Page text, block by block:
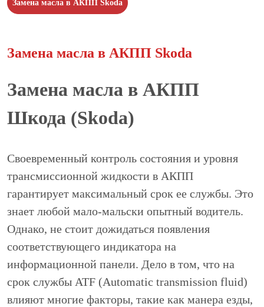
Замена масла в АКПП Skoda
Замена масла в АКПП Skoda
Замена масла в АКПП
Шкода (Skoda)
Своевременный контроль состояния и уровня
трансмиссионной жидкости в АКПП
гарантирует максимальный срок ее службы. Это
знает любой мало-мальски опытный водитель.
Однако, не стоит дожидаться появления
соответствующего индикатора на
информационной панели. Дело в том, что на
срок службы ATF (Automatic transmission fluid)
влияют многие факторы, такие как манера езды,